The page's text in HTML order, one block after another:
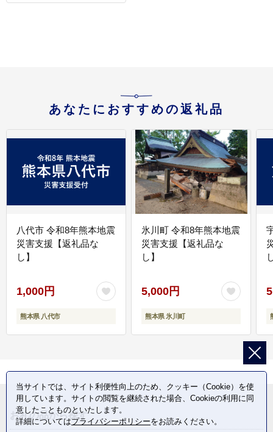
町 ふるさと納税
あなたにおすすめの返礼品
八代市 令和8年熊本地震
災害支援【返礼品な
し】
1,000円
熊本県 八代市
氷川町 令和8年熊本地震
災害支援【返礼品な
し】
5,000円
熊本県 氷川町
お礼の品から探す
当サイトでは、サイト利便性向上のため、クッキー（Cookie）を使
用しています。サイトの閲覧を継続された場合、Cookieの利用に同
意したことものといたします。
詳細についてはプライバシーポリシーをお読みください。